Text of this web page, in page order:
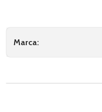
Marca: